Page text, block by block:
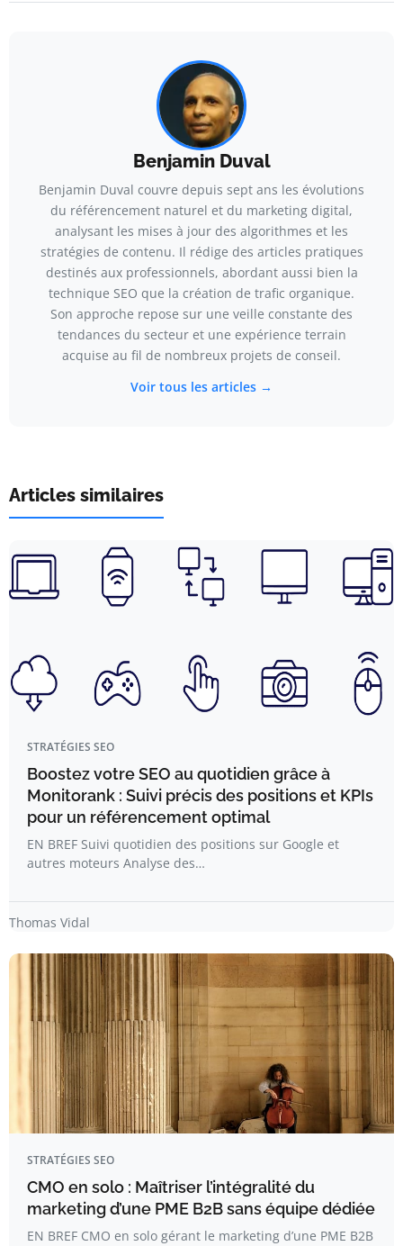
Benjamin Duval
Benjamin Duval couvre depuis sept ans les évolutions
du référencement naturel et du marketing digital,
analysant les mises à jour des algorithmes et les
stratégies de contenu. Il rédige des articles pratiques
destinés aux professionnels, abordant aussi bien la
technique SEO que la création de trafic organique.
Son approche repose sur une veille constante des
tendances du secteur et une expérience terrain
acquise au fil de nombreux projets de conseil.
Voir tous les articles →
Articles similaires
STRATÉGIES SEO
Boostez votre SEO au quotidien grâce à
Monitorank : Suivi précis des positions et KPIs
pour un référencement optimal
EN BREF Suivi quotidien des positions sur Google et
autres moteurs Analyse des…
Thomas Vidal
STRATÉGIES SEO
CMO en solo : Maîtriser l’intégralité du
marketing d’une PME B2B sans équipe dédiée
EN BREF CMO en solo gérant le marketing d’une PME B2B